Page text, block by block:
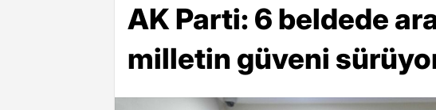
AK Parti: 6 beldede
milletin güveni